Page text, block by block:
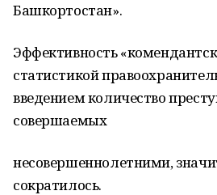
Башкортостан».
Эффективность
статистикой
введением количество
совершаемых
несовершеннолетними,
сократилось.